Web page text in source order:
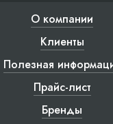
О компании
Клиенты
Полезная
Прайс-лист
Бренды